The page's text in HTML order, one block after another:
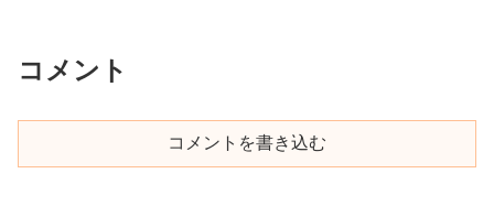
コメント
コメントを書き込む